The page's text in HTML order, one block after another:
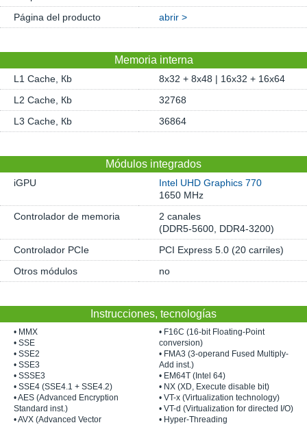
Página del producto
abrir >
Memoria interna
L1 Cache, Кb
8x32 + 8x48 | 16x32 + 16x64
L2 Cache, Кb
32768
L3 Cache, Кb
36864
Módulos integrados
iGPU
Intel UHD Graphics 770
1650 MHz
Controlador de memoria
2 canales
(DDR5-5600, DDR4-3200)
Controlador PCIe
PCI Express 5.0 (20 carriles)
Otros módulos
no
Instrucciones, tecnologías
• MMX
• SSE
• SSE2
• SSE3
• SSSE3
• SSE4 (SSE4.1 + SSE4.2)
• AES (Advanced Encryption
Standard inst.)
• AVX (Advanced Vector
• F16C (16-bit Floating-Point
conversion)
• FMA3 (3-operand Fused Multiply-
Add inst.)
• EM64T (Intel 64)
• NX (XD, Execute disable bit)
• VT-x (Virtualization technology)
• VT-d (Virtualization for directed I/O)
• Hyper-Threading